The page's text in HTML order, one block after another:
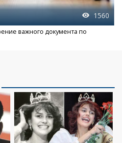
1560
важного документа по